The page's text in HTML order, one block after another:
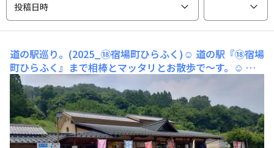
投稿日時
道の駅巡り。(2025_⑱宿場町ひらふく)☺️ 道の駅『⑱宿場
町ひらふく』まで相棒とマッタリとお散歩で〜す。☺️ 今
日も暑いですね〜。🥵出発前のエア圧等のチェックしただ
けで汗だくになったので、インナーを着替えました。🥵🥵
🥵地元産の野菜が安いです。😅テイクアウトできますが、
相棒となんで炎天下での飲食はね〜。😂のどかな所で
す。😅👇こんなサー